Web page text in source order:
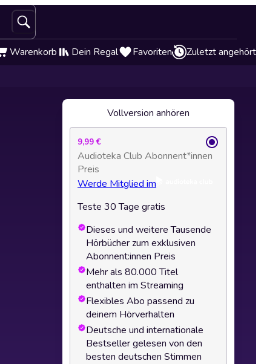
Warenkorb Dein Regal Favoriten Zuletzt angehört
Vollversion anhören
9,99 €
Audioteka Club Abonnent*innen
Preis
Werde Mitglied im
Teste 30 Tage gratis
Dieses und weitere Tausende
Hörbücher zum exklusiven
Abonnent:innen Preis
Mehr als 80.000 Titel
enthalten im Streaming
Flexibles Abo passend zu
deinem Hörverhalten
Deutsche und internationale
Bestseller gelesen von den
besten deutschen Stimmen